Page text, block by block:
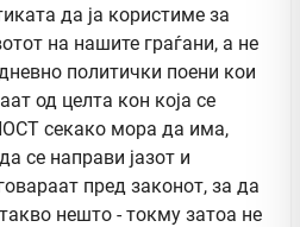
да ја користиме за
на нашите граѓани, а не
политички поени кои
од целта кон која се
секако мора да има,
се направи јазот и
пред законот, за да
нешто - токму затоа не